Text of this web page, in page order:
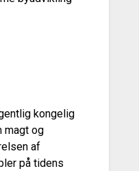
kongelig
magt og
af
på tidens